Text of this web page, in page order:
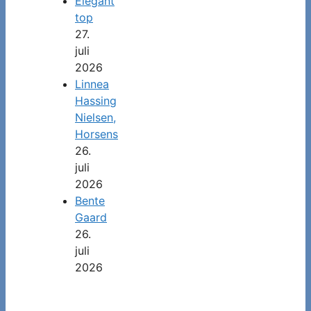
top
27.
juli
2026
Linnea
Hassing
Nielsen,
Horsens
26.
juli
2026
Bente
Gaard
26.
juli
2026